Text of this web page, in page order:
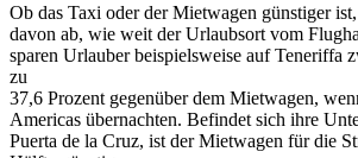
Ob das Taxi oder der Mietwagen günstiger
davon ab, wie weit der Urlaubsort vom
sparen Urlauber beispielsweise auf Teneriffa
zu
37,6 Prozent gegenüber dem Mietwagen,
Americas übernachten. Befindet sich ihre
Puerta de la Cruz, ist der Mietwagen für die